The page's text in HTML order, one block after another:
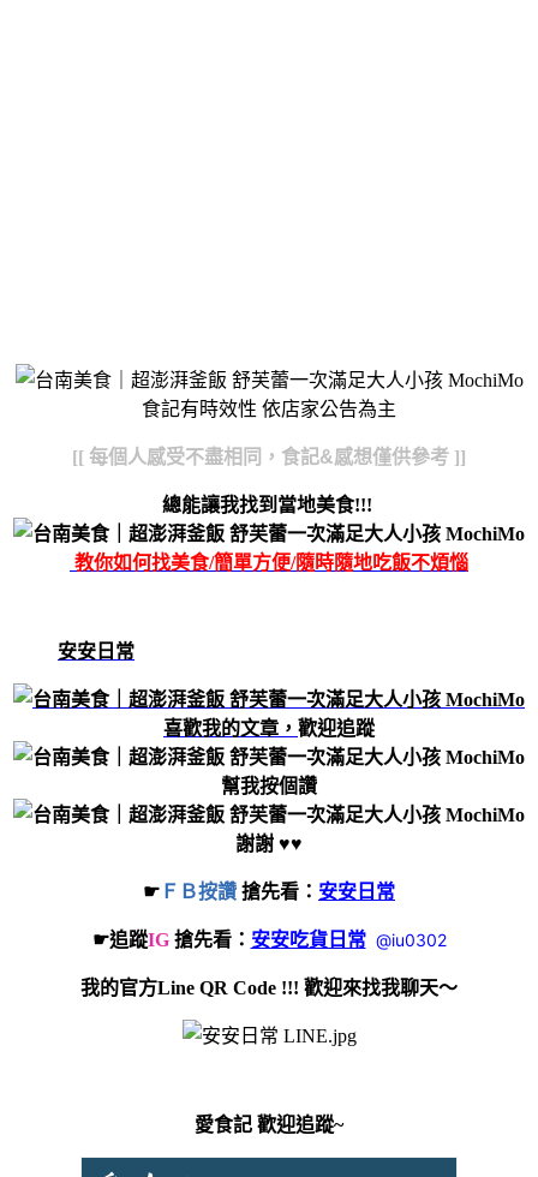
食記有時效性 依店家公告為主
[[ 每個人感受不盡相同，食記&感想僅供參考 ]]
總能讓我找到當地美食!!!
教你如何找美食/簡單方便/隨時隨地吃飯不煩惱
安安日常
喜歡我的文章， 歡迎追蹤
幫我按個讚
謝謝 ♥♥
☛ ＦＢ按讚 搶先看： 安安日常
☛追蹤IG 搶先看： 安安吃貨日常 @iu0302
我的官方Line QR Code !!! 歡迎來找我聊天～
愛食記 歡迎追蹤~